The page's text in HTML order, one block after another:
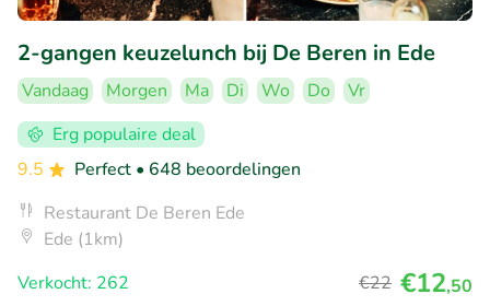
2-gangen keuzelunch bij De Beren in Ede
Vandaag Morgen Ma Di Wo Do
Vr
Erg populaire deal
9.5
Perfect • 648 beoordelingen
Restaurant De Beren Ede
Ede (1km)
Verkocht: 262
€22 €12,50